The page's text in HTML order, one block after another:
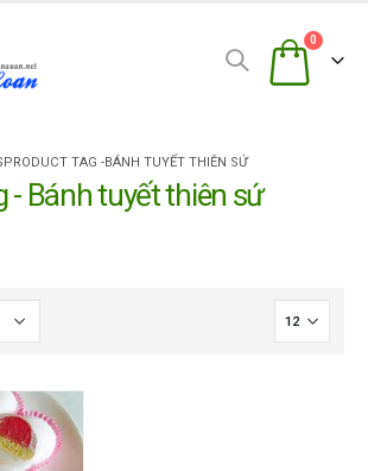
0
PRODUCT TAG -BÁNH TUYẾT THIÊN SỨ
- Bánh tuyết thiên sứ